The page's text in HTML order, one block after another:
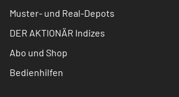
Muster- und Real-Depots
DER AKTIONÄR Indizes
Abo und Shop
Bedienhilfen